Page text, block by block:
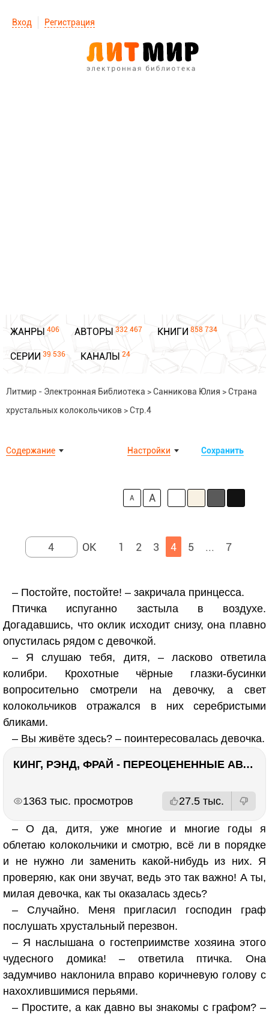
Вход Регистрация
ЖАНРЫ 406 АВТОРЫ 332 467 КНИГИ 858 734
СЕРИИ 39 536 КАНАЛЫ 24
Литмир - Электронная Библиотека >Санникова Юлия >Страна
хрустальных колокольчиков >Стр.4
Содержание Сохранить
Настройки
A A
1 2 3 4 5 ... 7
– Постойте, постойте! – закричала принцесса.
Птичка испуганно застыла в воздухе.
Догадавшись, что оклик исходит снизу, она плавно
опустилась рядом с девочкой.
– Я слушаю тебя, дитя, – ласково ответила
колибри. Крохотные чёрные глазки-бусинки
вопросительно смотрели на девочку, а свет
колокольчиков отражался в них серебристыми
бликами.
– Вы живёте здесь? – поинтересовалась девочка.
КИНГ, РЭНД, ФРАЙ - ПЕРЕОЦЕНЕННЫЕ АВТОРЫ? ¯\_(ツ)_/¯
1363 тыс. просмотров 27.5 тыс.
– О да, дитя, уже многие и многие годы я
облетаю колокольчики и смотрю, всё ли в порядке
и не нужно ли заменить какой-нибудь из них. Я
проверяю, как они звучат, ведь это так важно! А ты,
милая девочка, как ты оказалась здесь?
– Случайно. Меня пригласил господин граф
послушать хрустальный перезвон.
– Я наслышана о гостеприимстве хозяина этого
чудесного домика! – ответила птичка. Она
задумчиво наклонила вправо коричневую голову с
нахохлившимися перьями.
– Простите, а как давно вы знакомы с графом? –